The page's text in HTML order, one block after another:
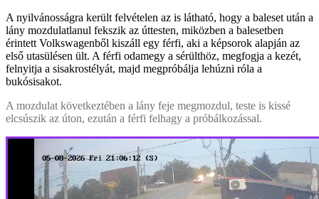
A nyilvánosságra került felvételen az is látható, hogy a baleset után a
lány mozdulatlanul fekszik az úttesten, miközben a balesetben
érintett Volkswagenből kiszáll egy férfi, aki a képsorok alapján az
első utasülésen ült. A férfi odamegy a sérülthöz, megfogja a kezét,
felnyitja a sisakrostélyát, majd megpróbálja lehúzni róla a
bukósisakot.
A mozdulat következtében a lány feje megmozdul, teste is kissé
elcsúszik az úton, ezután a férfi felhagy a próbálkozással.